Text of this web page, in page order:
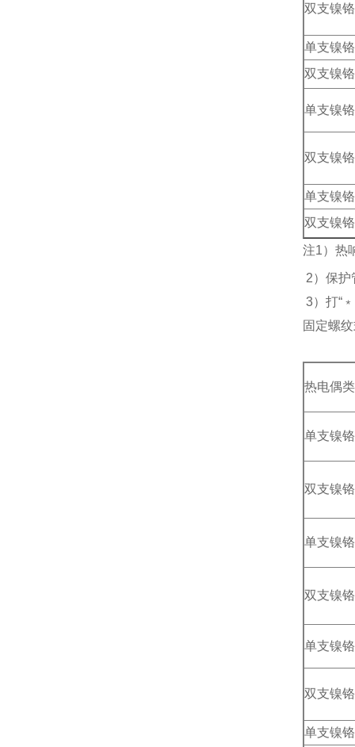
双支镍
单支镍
双支镍
单支镍
双支镍
单支镍
双支镍
注1）热
2）保护
3）打
固定螺
热电偶
单支镍
双支镍
单支镍
双支镍
单支镍
双支镍
单支镍